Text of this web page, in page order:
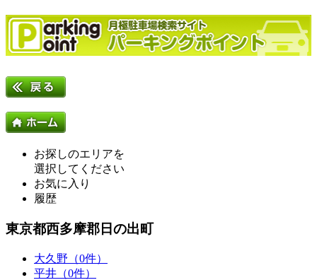
お探しのエリアを
選択してください
お気に入り
履歴
東京都西多摩郡日の出町
大久野（0件）
平井（0件）